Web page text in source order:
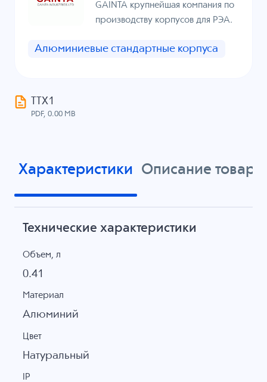
GAINTA крупнейшая компания по
производству корпусов для РЭА.
Алюминиевые стандартные корпуса
ТТХ1
PDF, 0.00 MB
Характеристики Описание товара
Технические характеристики
Объем, л
0.41
Материал
Алюминий
Цвет
Натуральный
IP